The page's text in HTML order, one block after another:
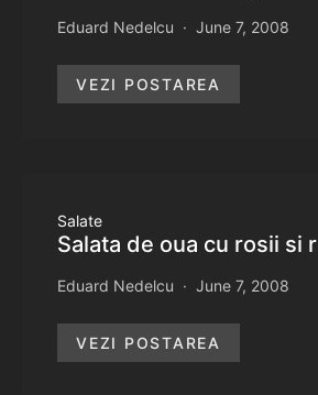
Eduard Nedelcu June 7, 2008
VEZI POSTAREA
Salate
Salata de oua cu rosii si
Eduard Nedelcu June 7, 2008
VEZI POSTAREA